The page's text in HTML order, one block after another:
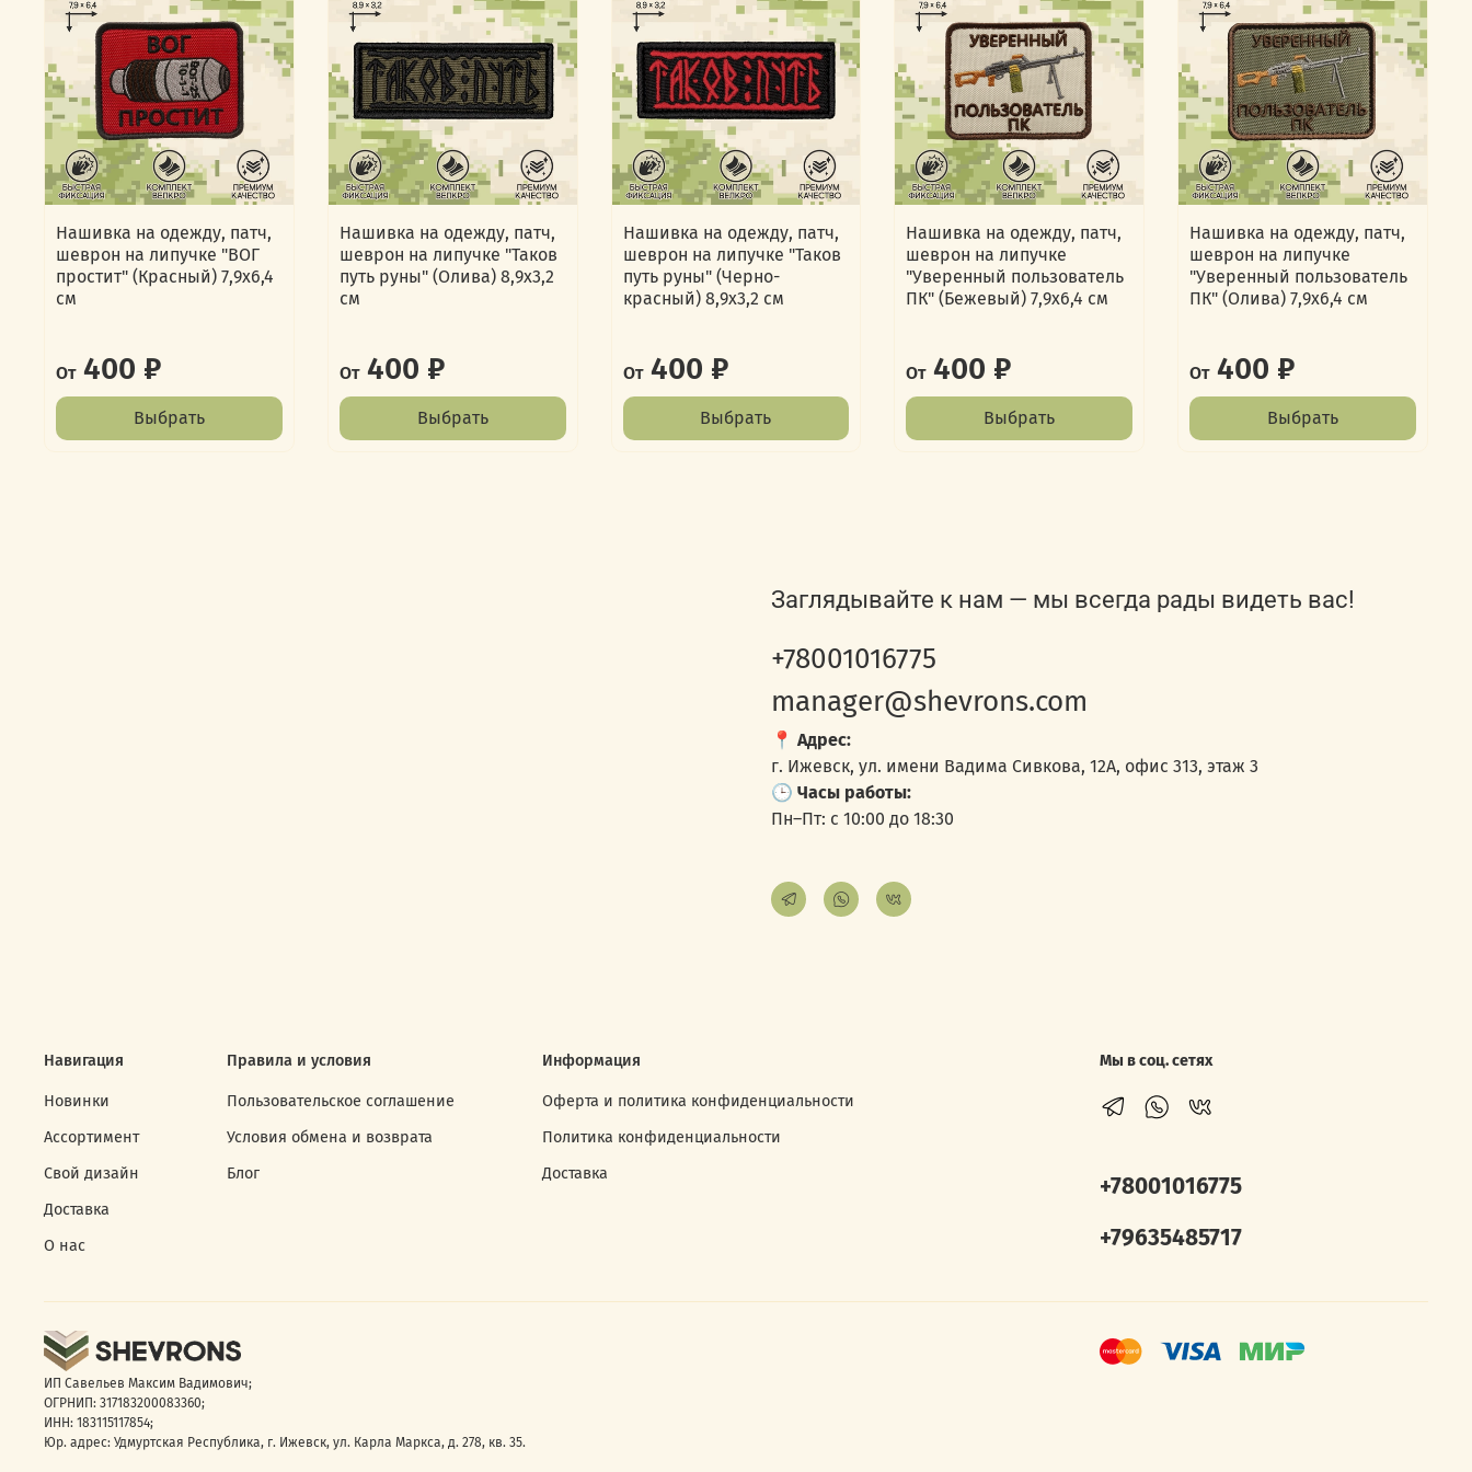
Нашивка на одежду, патч,
шеврон на липучке "ВОГ
простит" (Красный) 7,9х6,4
см
От400 ₽
Выбрать
Нашивка на одежду, патч,
шеврон на липучке "Таков
путь руны" (Олива) 8,9х3,2
см
От400 ₽
Выбрать
Нашивка на одежду, патч,
шеврон на липучке "Таков
путь руны" (Черно-
красный) 8,9х3,2 см
От400 ₽
Выбрать
Нашивка на одежду, патч,
шеврон на липучке
"Уверенный пользователь
ПК" (Бежевый) 7,9х6,4 см
От400 ₽
Выбрать
Нашивка на одежду, патч,
шеврон на липучке
"Уверенный пользователь
ПК" (Олива) 7,9х6,4 см
От400 ₽
Выбрать
Заглядывайте к нам — мы всегда рады видеть вас!
+78001016775
manager@shevrons.com
📍 Адрес:
г. Ижевск, ул. имени Вадима Сивкова, 12А, офис 313, этаж 3
🕒 Часы работы:
Пн–Пт: с 10:00 до 18:30
Навигация
Новинки
Ассортимент
Свой дизайн
Доставка
О нас
Правила и условия
Пользовательское соглашение
Условия обмена и возврата
Блог
Информация
Оферта и политика конфиденциальности
Политика конфиденциальности
Доставка
Мы в соц. сетях
+78001016775
+79635485717
ИП Савельев Максим Вадимович;
ОГРНИП: 317183200083360;
ИНН: 183115117854;
Юр. адрес: Удмуртская Республика, г. Ижевск, ул. Карла Маркса, д. 278, кв. 35.